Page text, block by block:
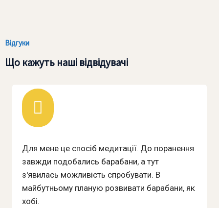
Відгуки
Що кажуть наші відвідувачі
Для мене це спосіб медитації. До поранення
завжди подобались барабани, а тут
з'явилась можливість спробувати. В
майбутньому планую розвивати барабани, як
хобі.